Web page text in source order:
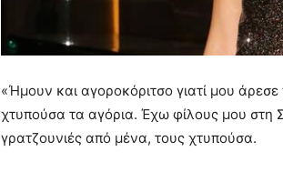
«Ήμουν και αγοροκόριτσο γιατί μου
χτυπούσα τα αγόρια. Έχω φίλους μου στη
γρατζουνιές από μένα, τους χτυπούσα.